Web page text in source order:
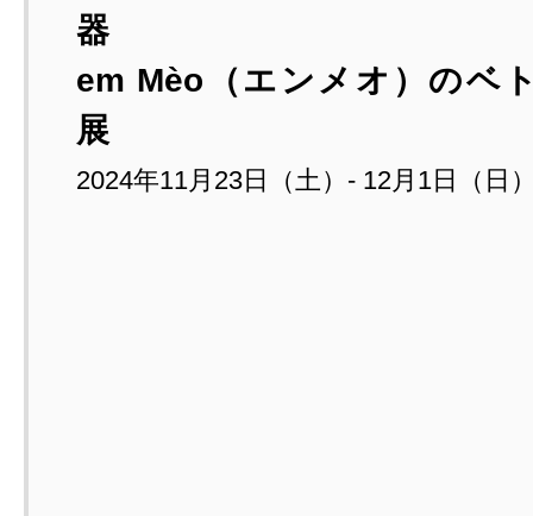
器
em Mèo（エンメオ）のベ
展
2024年11月23日（土）- 12月1日（日